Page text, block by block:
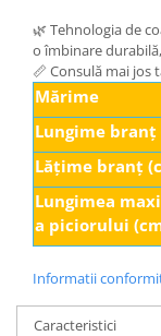
🌿 Tehnologia de
o îmbinare
📏 Consulă mai
Mărime
Lungime branț
Lățime branț
Lungimea
a piciorului
Informatii
Caracteristici